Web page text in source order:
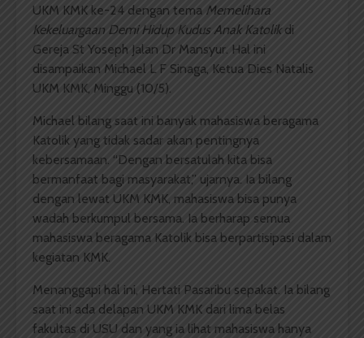
UKM KMK ke-24 dengan tema Memelihara
Kekeluargaan Demi Hidup Kudus Anak Katolikdi
Gereja St Yoseph Jalan Dr Mansyur. Hal ini
disampaikan Michael L F Sinaga, Ketua Dies Natalis
UKM KMK, Minggu (10/5).
Michael bilang saat ini banyak mahasiswa beragama
Katolik yang tidak sadar akan pentingnya
kebersamaan. “Dengan bersatulah kita bisa
bermanfaat bagi masyarakat,” ujarnya. Ia bilang
dengan lewat UKM KMK, mahasiswa bisa punya
wadah berkumpul bersama. Ia berharap semua
mahasiswa beragama Katolik bisa berpartisipasi dalam
kegiatan KMK.
Menanggapi hal ini, Hertati Pasaribu sepakat. Ia bilang
saat ini ada delapan UKM KMK dari lima belas
fakultas di USU dan yang ia lihat mahasiswa hanya